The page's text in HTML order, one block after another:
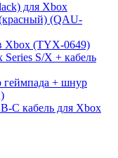
для Xbox
(QAU-
Xbox (TYX-0649)
Series S/X + кабель
геймпада + шнур
C кабель для Xbox